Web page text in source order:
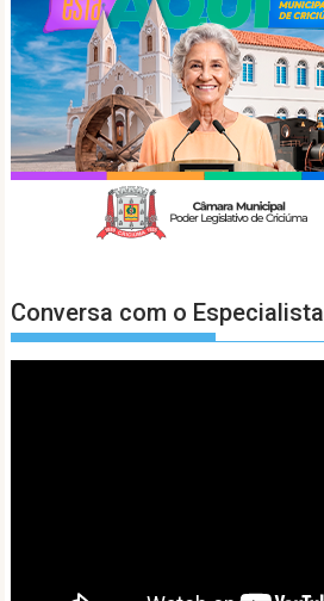
Conversa com o Especialista